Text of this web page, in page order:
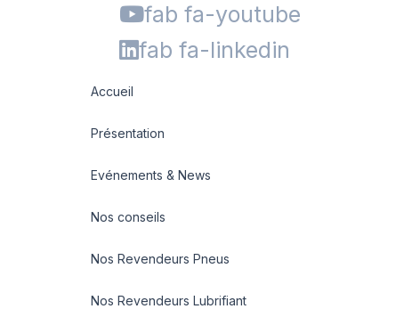
fab fa-youtube
fab fa-linkedin
Accueil
Présentation
Evénements & News
Nos conseils
Nos Revendeurs Pneus
Nos Revendeurs Lubrifiant